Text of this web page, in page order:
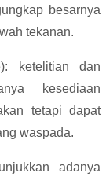
besarnya
tekanan.
ketelitian dan
kesediaan
tetapi dapat
waspada.
adanya